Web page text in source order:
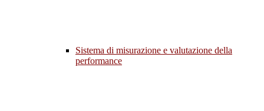
Sistema di misurazione e valutazione della
performance